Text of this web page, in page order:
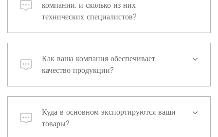
компании, и сколько из них
технических специалистов?
Как ваша компания обеспечивает
качество продукции?
Куда в основном экспортируются ваши
товары?